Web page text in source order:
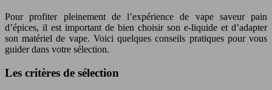
Pour profiter pleinement de l’expérience de vape saveur pain
d’épices, il est important de bien choisir son e-liquide et d’adapter
son matériel de vape. Voici quelques conseils pratiques pour vous
guider dans votre sélection.
Les critères de sélection